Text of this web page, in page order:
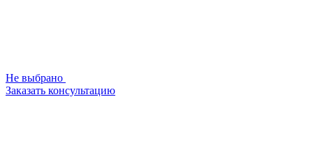
Не выбрано
Заказать консультацию